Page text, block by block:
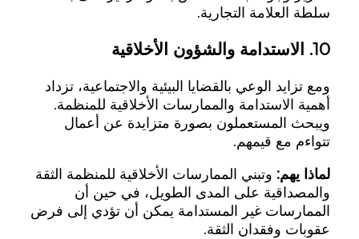
سلطة العلامة التجارية.
10. الاستدامة والشؤون الأخلاقية
ومع تزايد الوعي بالقضايا البيئية والاجتماعية، تزداد
أهمية الاستدامة والممارسات الأخلاقية للمنظمة.
ويبحث المستعملون بصورة متزايدة عن أعمال
تتواءم مع قيمهم.
لماذا يهم: وتبني الممارسات الأخلاقية للمنظمة الثقة
والمصداقية على المدى الطويل، في حين أن
الممارسات غير المستدامة يمكن أن تؤدي إلى فرض
عقوبات وفقدان الثقة.